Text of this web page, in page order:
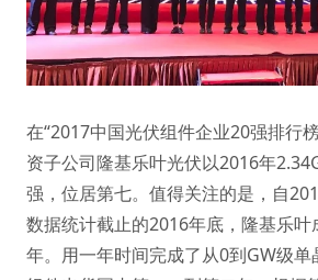
在“2017中国光伏组件企业20强排行
资子公司隆基乐叶光伏以2016年
强，位居第七。值得关注的是，自
数据统计截止的2016年底，隆基乐
年。用一年时间完成了从0到GW级